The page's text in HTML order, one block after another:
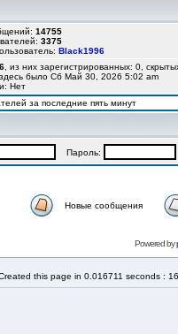
14755
3375
Black1996
, из них зарегистрированных: 0,
было Сб Май 30, 2026 5:02 am
Нет
за последние пять минут
Пароль:
Новые сообщения
Powered by
this page in 0.016711 seconds :